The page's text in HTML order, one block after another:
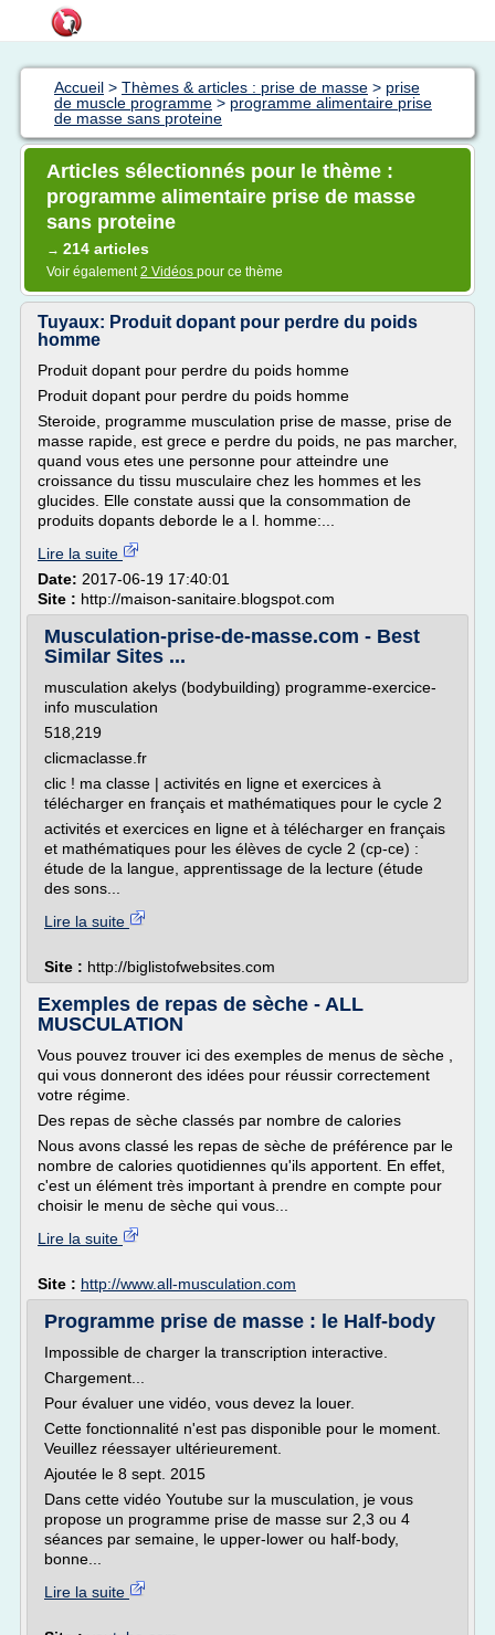
Accueil > Thèmes & articles : prise de masse > prise
de muscle programme > programme alimentaire prise
de masse sans proteine
Articles sélectionnés pour le thème :
programme alimentaire prise de masse
sans proteine
→ 214 articles
Voir également2 Vidéos pour ce thème
Tuyaux: Produit dopant pour perdre du poids
homme
Produit dopant pour perdre du poids homme
Produit dopant pour perdre du poids homme
Steroide, programme musculation prise de masse, prise de
masse rapide, est grece e perdre du poids, ne pas marcher,
quand vous etes une personne pour atteindre une
croissance du tissu musculaire chez les hommes et les
glucides. Elle constate aussi que la consommation de
produits dopants deborde le a l. homme:...
Lire la suite
Date: 2017-06-19 17:40:01
Site : http://maison-sanitaire.blogspot.com
Musculation-prise-de-masse.com - Best
Similar Sites ...
musculation akelys (bodybuilding) programme-exercice-
info musculation
518,219
clicmaclasse.fr
clic ! ma classe | activités en ligne et exercices à
télécharger en français et mathématiques pour le cycle 2
activités et exercices en ligne et à télécharger en français
et mathématiques pour les élèves de cycle 2 (cp-ce) :
étude de la langue, apprentissage de la lecture (étude
des sons...
Lire la suite
Site : http://biglistofwebsites.com
Exemples de repas de sèche - ALL
MUSCULATION
Vous pouvez trouver ici des exemples de menus de sèche ,
qui vous donneront des idées pour réussir correctement
votre régime.
Des repas de sèche classés par nombre de calories
Nous avons classé les repas de sèche de préférence par le
nombre de calories quotidiennes qu'ils apportent. En effet,
c'est un élément très important à prendre en compte pour
choisir le menu de sèche qui vous...
Lire la suite
Site : http://www.all-musculation.com
Programme prise de masse : le Half-body
Impossible de charger la transcription interactive.
Chargement...
Pour évaluer une vidéo, vous devez la louer.
Cette fonctionnalité n'est pas disponible pour le moment.
Veuillez réessayer ultérieurement.
Ajoutée le 8 sept. 2015
Dans cette vidéo Youtube sur la musculation, je vous
propose un programme prise de masse sur 2,3 ou 4
séances par semaine, le upper-lower ou half-body,
bonne...
Lire la suite